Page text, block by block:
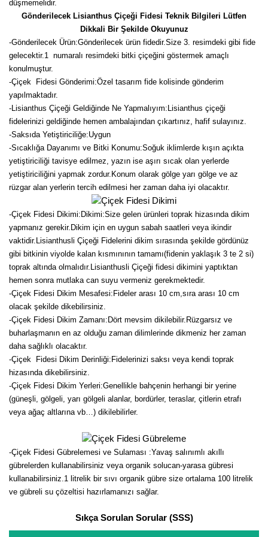
düşmemelidir.
Gönderilecek Lisianthus Çiçeği Fidesi Teknik Bilgileri Lütfen
Dikkali Bir Şekilde Okuyunuz
-Gönderilecek Ürün:Gönderilecek ürün fidedir.Size 3. resimdeki gibi fide
gelecektir.1 numaralı resimdeki bitki çiçeğini göstermek amaçlı
konulmuştur.
-Çiçek Fidesi Gönderimi:Özel tasarım fide kolisinde gönderim
yapılmaktadır.
-Lisianthus Çiçeği Geldiğinde Ne Yapmalıyım:Lisianthus çiçeği
fidelerinizi geldiğinde hemen ambalajından çıkartınız, hafif sulayınız.
-Saksıda Yetiştiriciliğe:Uygun
-Sıcaklığa Dayanımı ve Bitki Konumu:Soğuk iklimlerde kışın açıkta
yetiştiriciliği tavisye edilmez, yazın ise aşırı sıcak olan yerlerde
yetiştiriciliğini yapmak zordur.Konum olarak gölge yarı gölge ve az
rüzgar alan yerlerin tercih edilmesi her zaman daha iyi olacaktır.
-Çiçek Fidesi Dikimi: Dikimi:Size gelen ürünleri toprak hizasında dikim
yapmanız gerekir.Dikim için en uygun sabah saatleri veya ikindir
vaktidir.Lisianthusli Çiçeği Fidelerini dikim sırasında şekilde gördünüz
gibi bitkinin viyolde kalan kısmınının tamamı(fidenin yaklaşık 3 te 2 si)
toprak altında olmalıdır.Lisianthusli Çiçeği fidesi dikimini yaptıktan
hemen sonra mutlaka can suyu vermeniz gerekmektedir.
-Çiçek Fidesi Dikim Mesafesi:Fideler arası 10 cm,sıra arası 10 cm
olacak şekilde dikebilirsiniz.
-Çiçek Fidesi Dikim Zamanı:Dört mevsim dikilebilir.Rüzgarsız ve
buharlaşmanın en az olduğu zaman dilimlerinde dikmeniz her zaman
daha sağlıklı olacaktır.
-Çiçek Fidesi Dikim Derinliği:Fidelerinizi saksı veya kendi toprak
hizasında dikebilirsiniz.
-Çiçek Fidesi Dikim Yerleri:Genellikle bahçenin herhangi bir yerine
(güneşli, gölgeli, yarı gölgeli alanlar, bordürler, teraslar, çitlerin etrafı
veya ağaç altlarına vb…) dikilebilirler.
-Çiçek Fidesi Gübrelemesi ve Sulaması :Yavaş salınımlı akıllı
gübrelerden kullanabilirsiniz veya organik solucan-yarasa gübresi
kullanabilirsiniz.1 litrelik bir sıvı organik gübre size ortalama 100 litrelik
ve gübreli su çözeltisi hazırlamanızı sağlar.
Sıkça Sorulan Sorular (SSS)